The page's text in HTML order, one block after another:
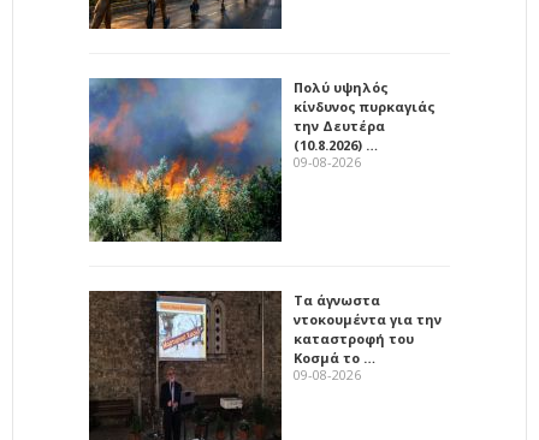
Πολύ υψηλός
κίνδυνος πυρκαγιάς
την Δευτέρα
(10.8.2026) …
09-08-2026
Τα άγνωστα
ντοκουμέντα για την
καταστροφή του
Κοσμά το …
09-08-2026